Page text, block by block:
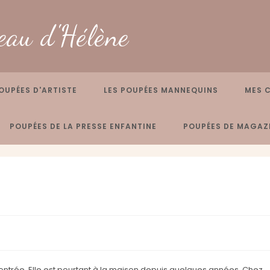
d'Hélène
D'ARTISTE LES POUPÉES MANNEQUINS MES
POUPÉES DE LA PRESSE ENFANTINE POUPÉES DE